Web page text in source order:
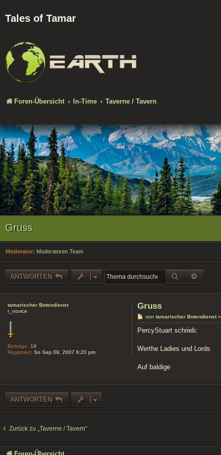
Tales of Tamar
Foren-Übersicht In-Time Taverne / Tavern
Gruss
Moderator: Moderatoren Team
ANTWORTEN SUCHE
tamarischer Botendienst
r_novice
Beiträge: 19
Registriert: So Sep 09, 2007 6:20 pm
Gruss
B
e
i
t
a
g
von tamarischer Botendienst»
PercyStuart schrieb:
Werthe Ladies und Lords
Auf baldige
ANTWORTEN
Zurück zu „Taverne / Tavern“